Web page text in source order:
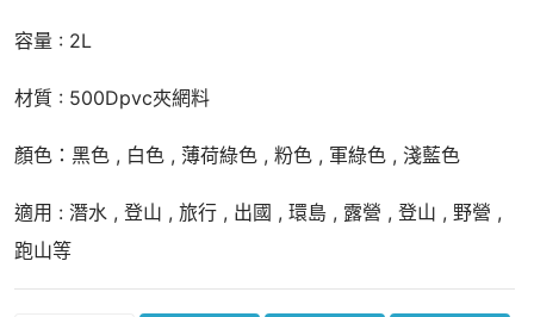
容量 : 2L
材質 : 500Dpvc夾網料
顏色：黑色 , 白色 , 薄荷綠色 , 粉色 , 軍綠色 , 淺藍色
適用 : 潛水 , 登山 , 旅行 , 出國 , 環島 , 露營 , 登山 , 野營 ,
跑山等